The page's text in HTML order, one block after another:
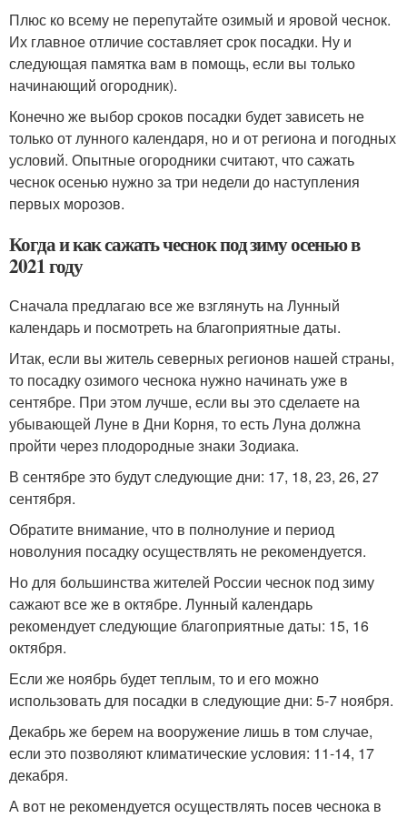
Плюс ко всему не перепутайте озимый и яровой чеснок.
Их главное отличие составляет срок посадки. Ну и
следующая памятка вам в помощь, если вы только
начинающий огородник).
Конечно же выбор сроков посадки будет зависеть не
только от лунного календаря, но и от региона и погодных
условий. Опытные огородники считают, что сажать
чеснок осенью нужно за три недели до наступления
первых морозов.
Когда и как сажать чеснок под зиму осенью в
2021 году
Сначала предлагаю все же взглянуть на Лунный
календарь и посмотреть на благоприятные даты.
Итак, если вы житель северных регионов нашей страны,
то посадку озимого чеснока нужно начинать уже в
сентябре. При этом лучше, если вы это сделаете на
убывающей Луне в Дни Корня, то есть Луна должна
пройти через плодородные знаки Зодиака.
В сентябре это будут следующие дни: 17, 18, 23, 26, 27
сентября.
Обратите внимание, что в полнолуние и период
новолуния посадку осуществлять не рекомендуется.
Но для большинства жителей России чеснок под зиму
сажают все же в октябре. Лунный календарь
рекомендует следующие благоприятные даты: 15, 16
октября.
Если же ноябрь будет теплым, то и его можно
использовать для посадки в следующие дни: 5-7 ноября.
Декабрь же берем на вооружение лишь в том случае,
если это позволяют климатические условия: 11-14, 17
декабря.
А вот не рекомендуется осуществлять посев чеснока в